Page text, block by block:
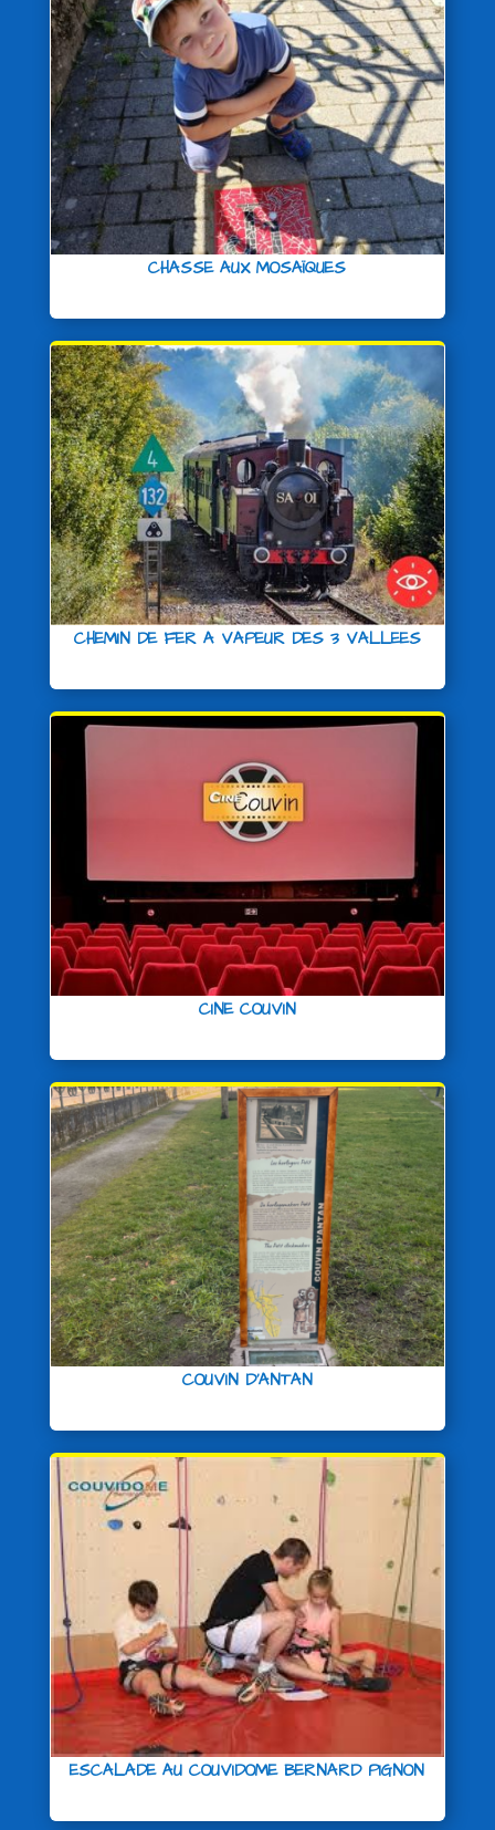
CHASSE AUX MOSAÏQUES
CHEMIN DE FER A VAPEUR DES 3 VALLEES
CINE COUVIN
COUVIN D’ANTAN
ESCALADE AU COUVIDOME BERNARD PIGNON